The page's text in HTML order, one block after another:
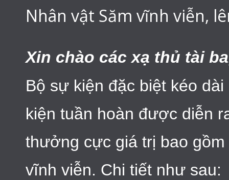
Nhân vật Săm vĩnh viễn,
Xin chào các xạ thủ tài
Bộ sự kiện đặc biệt kéo
kiện tuần hoàn được diễn
thưởng cực giá trị bao
vĩnh viễn. Chi tiết như sau: